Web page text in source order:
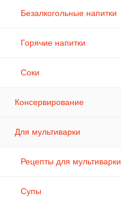
Безалкогольные напитки
Горячие напитки
Соки
Консервирование
Для мультиварки
Рецепты для мультиварки
Супы